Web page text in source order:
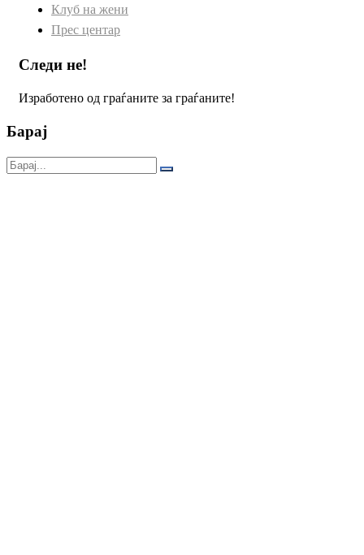
Клуб на жени
Прес центар
Следи не!
Изработено од граѓаните за граѓаните!
Барај